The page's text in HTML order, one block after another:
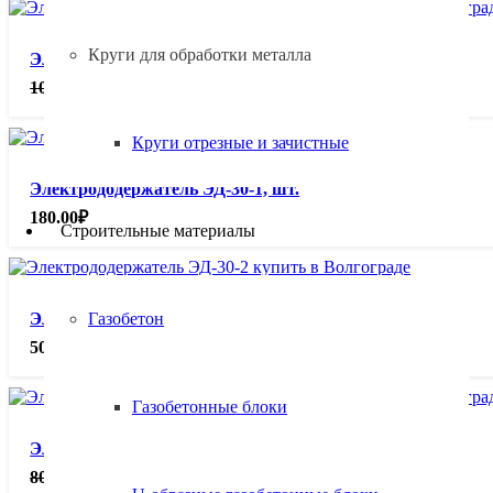
Круги для обработки металла
Круги отрезные и зачистные
Строительные материалы
Газобетон
Газобетонные блоки
Электрододержатель ЭД-60-2 ЕН (латунь), шт.
1050.00
1050.00₽.
Электрододержатель ЭД-30-1, шт.
180.00₽
Электрододержатель ЭД-30-2, шт.
500.00
Электрододержатель ЭД-30-2 ЕН (латунь), шт.
800.00